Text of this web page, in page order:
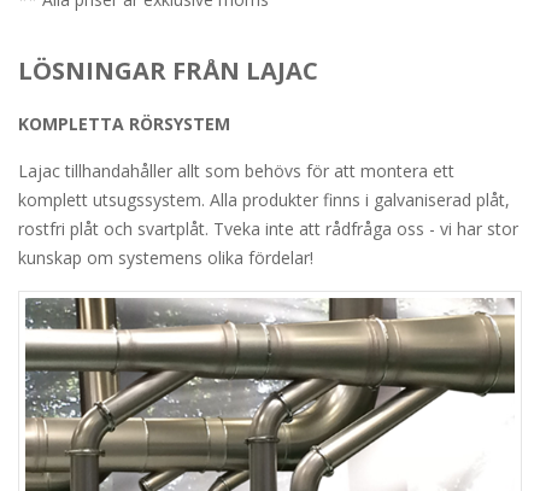
LÖSNINGAR FRÅN LAJAC
KOMPLETTA RÖRSYSTEM
Lajac tillhandahåller allt som behövs för att montera ett
komplett utsugssystem. Alla produkter finns i galvaniserad plåt,
rostfri plåt och svartplåt. Tveka inte att rådfråga oss - vi har stor
kunskap om systemens olika fördelar!